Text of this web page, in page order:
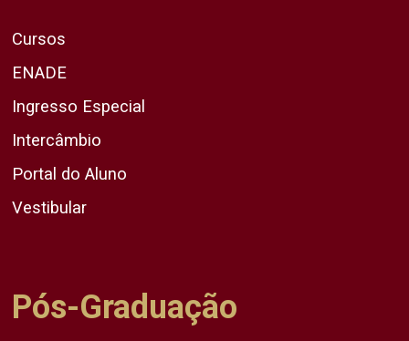
Cursos
ENADE
Ingresso Especial
Intercâmbio
Portal do Aluno
Vestibular
Pós-Graduação